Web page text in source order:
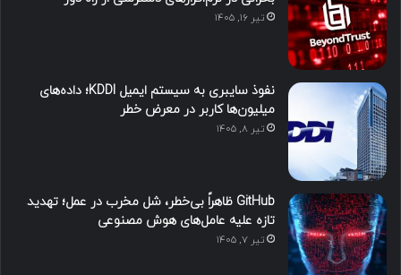
تیر ۱۶, ۱۴۰۵
نفوذ سایبری به سیستم ایمیل KDDI؛ داده‌های
میلیون‌ها کاربر در معرض خطر
تیر ۸, ۱۴۰۵
GitHub ظاهراً بی‌خطر، شل مخرب در عمل؛ تهدید
تازه علیه عامل‌های هوش مصنوعی
تیر ۷, ۱۴۰۵